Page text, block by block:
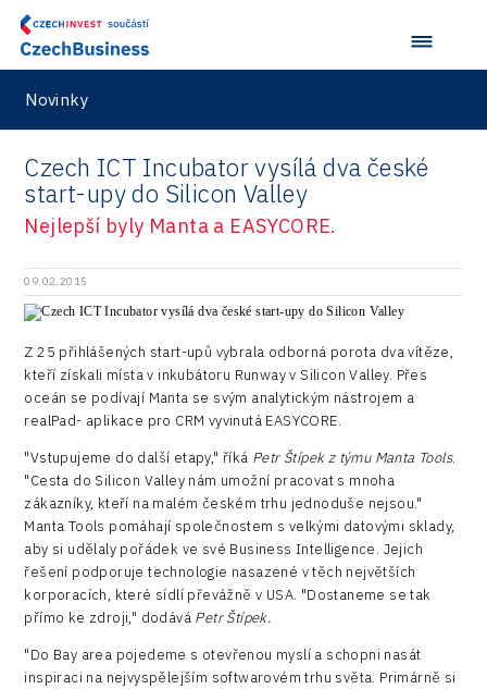
Vehicles
Novinky
Czech ICT Incubator vysílá dva české
start-upy do Silicon Valley
Nejlepší byly Manta a EASYCORE.
09.02.2015
Z 25 přihlášených start-upů vybrala odborná porota dva vítěze,
kteří získali místa v inkubátoru Runway v Silicon Valley. Přes
oceán se podívají Manta se svým analytickým nástrojem a
realPad- aplikace pro CRM vyvinutá EASYCORE.
"Vstupujeme do další etapy," říká Petr Štípek z týmu Manta Tools.
"Cesta do Silicon Valley nám umožní pracovat s mnoha
zákazníky, kteří na malém českém trhu jednoduše nejsou."
Manta Tools pomáhají společnostem s velkými datovými sklady,
aby si udělaly pořádek ve své Business Intelligence. Jejich
řešení podporuje technologie nasazené v těch největších
korporacích, které sídlí převážně v USA. "Dostaneme se tak
přímo ke zdroji," dodává Petr Štípek.
"Do Bay area pojedeme s otevřenou myslí a schopni nasát
inspiraci na nejvyspělejším softwarovém trhu světa. Primárně si